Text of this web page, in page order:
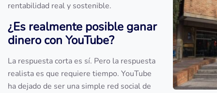
rentabilidad real y sostenible.
¿Es realmente posible ganar
dinero con YouTube?
La respuesta corta es sí. Pero la respuesta
realista es que requiere tiempo. YouTube
ha dejado de ser una simple red social de